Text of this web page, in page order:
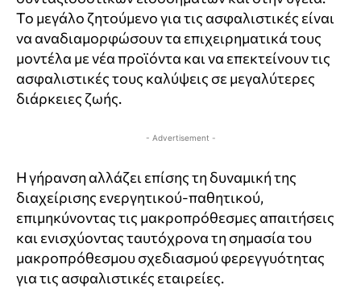
Το μεγάλο ζητούμενο για τις ασφαλιστικές είναι
να αναδιαμορφώσουν τα επιχειρηματικά τους
μοντέλα με νέα προϊόντα και να επεκτείνουν τις
ασφαλιστικές τους καλύψεις σε μεγαλύτερες
διάρκειες ζωής.
- Advertisement -
Η γήρανση αλλάζει επίσης τη δυναμική της
διαχείρισης ενεργητικού-παθητικού,
επιμηκύνοντας τις μακροπρόθεσμες απαιτήσεις
και ενισχύοντας ταυτόχρονα τη σημασία του
μακροπρόθεσμου σχεδιασμού φερεγγυότητας
για τις ασφαλιστικές εταιρείες.